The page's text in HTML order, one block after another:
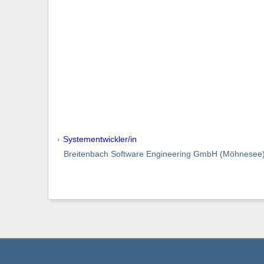
Systementwickler/in
Breitenbach Software Engineering GmbH